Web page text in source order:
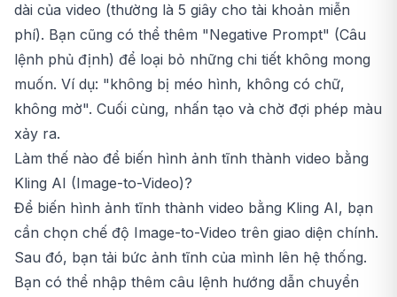
dài của video (thường là 5 giây cho tài khoản miễn
phí). Bạn cũng có thể thêm "Negative Prompt" (Câu
lệnh phủ định) để loại bỏ những chi tiết không mong
muốn. Ví dụ: "không bị méo hình, không có chữ,
không mờ". Cuối cùng, nhấn tạo và chờ đợi phép màu
xảy ra.
Làm thế nào để biến hình ảnh tĩnh thành video bằng
Kling AI (Image-to-Video)?
Để biến hình ảnh tĩnh thành video bằng Kling AI, bạn
cần chọn chế độ Image-to-Video trên giao diện chính.
Sau đó, bạn tải bức ảnh tĩnh của mình lên hệ thống.
Bạn có thể nhập thêm câu lệnh hướng dẫn chuyển